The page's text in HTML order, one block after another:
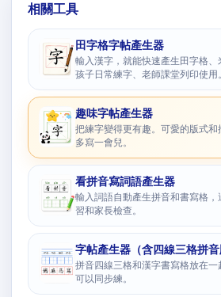
相關工具
田字格字帖產生器
輸入漢字，就能快速產生田字格
孩子日常練字、老師課堂列印使用。
趣味字帖產生器
把練字變得更有趣。可愛的版式
多寫一會兒。
看拼音寫詞語產生器
輸入詞語自動產生拼音和書寫格
習和家長檢查。
字帖產生器（含四線三格拼音
拼音四線三格和漢字書寫格放在
可以同步練。